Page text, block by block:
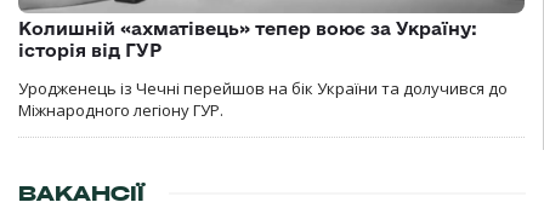
Колишній «ахматівець» тепер воює за Україну:
історія від ГУР
Уродженець із Чечні перейшов на бік України та долучився до
Міжнародного легіону ГУР.
ВАКАНСІЇ